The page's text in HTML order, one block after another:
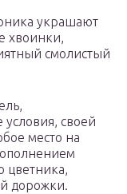
украшают
хвоинки,
смолистый
своей
место на
цветника,
дорожки.